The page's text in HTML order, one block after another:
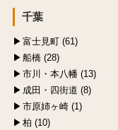
千葉
富士見町 (61)
船橋 (28)
市川・本八幡 (13)
成田・四街道 (8)
市原姉ヶ崎 (1)
柏 (10)